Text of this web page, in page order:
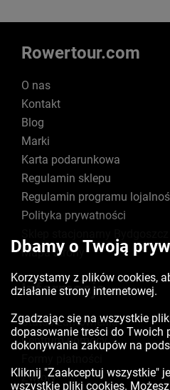
Rowertour.com
O nas
Kontakt
Blog
Marki
Karta podarunkowa
Regulamin sklepu
Regulamin programu
Polityka prywatności
Mapa strony
Informacje
Status zamówienia
Centrum pomocy
Zwroty
Dbamy o Twoją
Korzystamy z plików cookies,
działanie strony internetowej.
Zgadzając się na wszystkie
dopasowanie treści do Twoich
dokonywania zakupów na
Kliknij "Zaakceptuj wszystkie"
wszystkie pliki cookies.